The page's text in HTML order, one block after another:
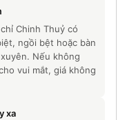
Chinh Thuỷ có
ngồi bệt hoặc bàn
Nếu không
vui mắt, giá không
xa